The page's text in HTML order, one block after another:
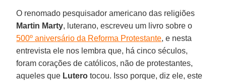
O renomado pesquisador americano das religiões
Martin Marty, luterano, escreveu um livro sobre o
500º aniversário da Reforma Protestante, e nesta
entrevista ele nos lembra que, há cinco séculos,
foram corações de católicos, não de protestantes,
aqueles que Lutero tocou. Isso porque, diz ele, este